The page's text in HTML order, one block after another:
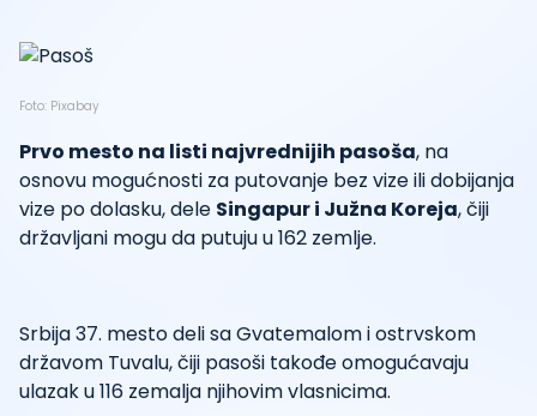
Foto: Pixabay
Prvo mesto na listi najvrednijih pasoša, na
osnovu mogućnosti za putovanje bez vize ili dobijanja
vize po dolasku, dele Singapur i Južna Koreja, čiji
državljani mogu da putuju u 162 zemlje.
Srbija 37. mesto deli sa Gvatemalom i ostrvskom
državom Tuvalu, čiji pasoši takođe omogućavaju
ulazak u 116 zemalja njihovim vlasnicima.